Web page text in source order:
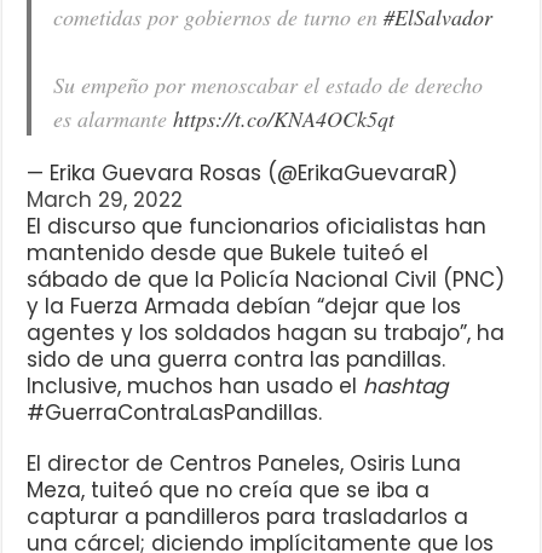
cometidas por gobiernos de turno en#ElSalvador
Su empeño por menoscabar el estado de derecho
es alarmantehttps://t.co/KNA4OCk5qt
— Erika Guevara Rosas (@ErikaGuevaraR)
March 29, 2022
El discurso que funcionarios oficialistas han
mantenido desde que Bukele tuiteó el
sábado de que la Policía Nacional Civil (PNC)
y la Fuerza Armada debían “dejar que los
agentes y los soldados hagan su trabajo”, ha
sido de una guerra contra las pandillas.
Inclusive, muchos han usado el hashtag
#GuerraContraLasPandillas.
El director de Centros Paneles, Osiris Luna
Meza, tuiteó que no creía que se iba a
capturar a pandilleros para trasladarlos a
una cárcel; diciendo implícitamente que los